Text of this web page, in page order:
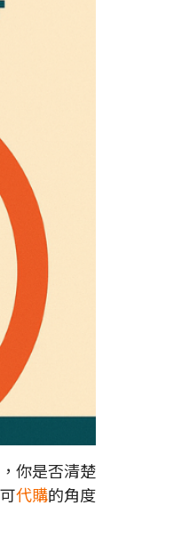
你是否清楚
代購的角度